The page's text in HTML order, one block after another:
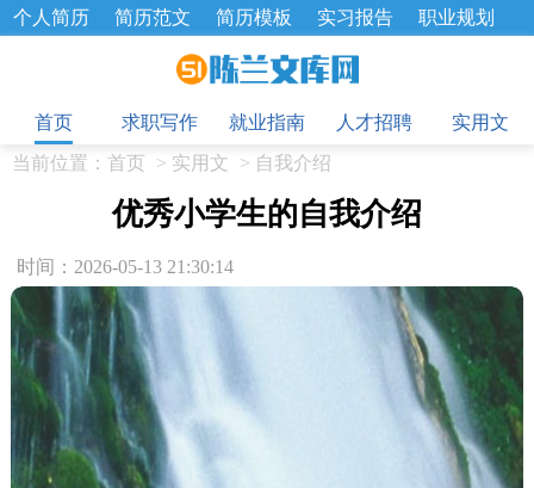
个人简历 简历范文 简历模板 实习报告
职业规划
招聘选拔 绩效考核 企业文化
工作总结
辞职报告
首页
求职写作 就业指南 人才招聘
实用文
当前位置： 首页 > 实用文 > 自我介绍
优秀小学生的自我介绍
时间：2026-05-13 21:30:14